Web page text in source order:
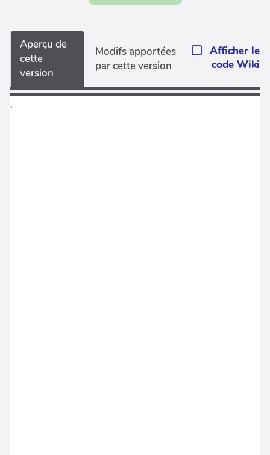
Aperçu de
cette
version
Modifs apportées
par cette version
Afficher le
code Wiki